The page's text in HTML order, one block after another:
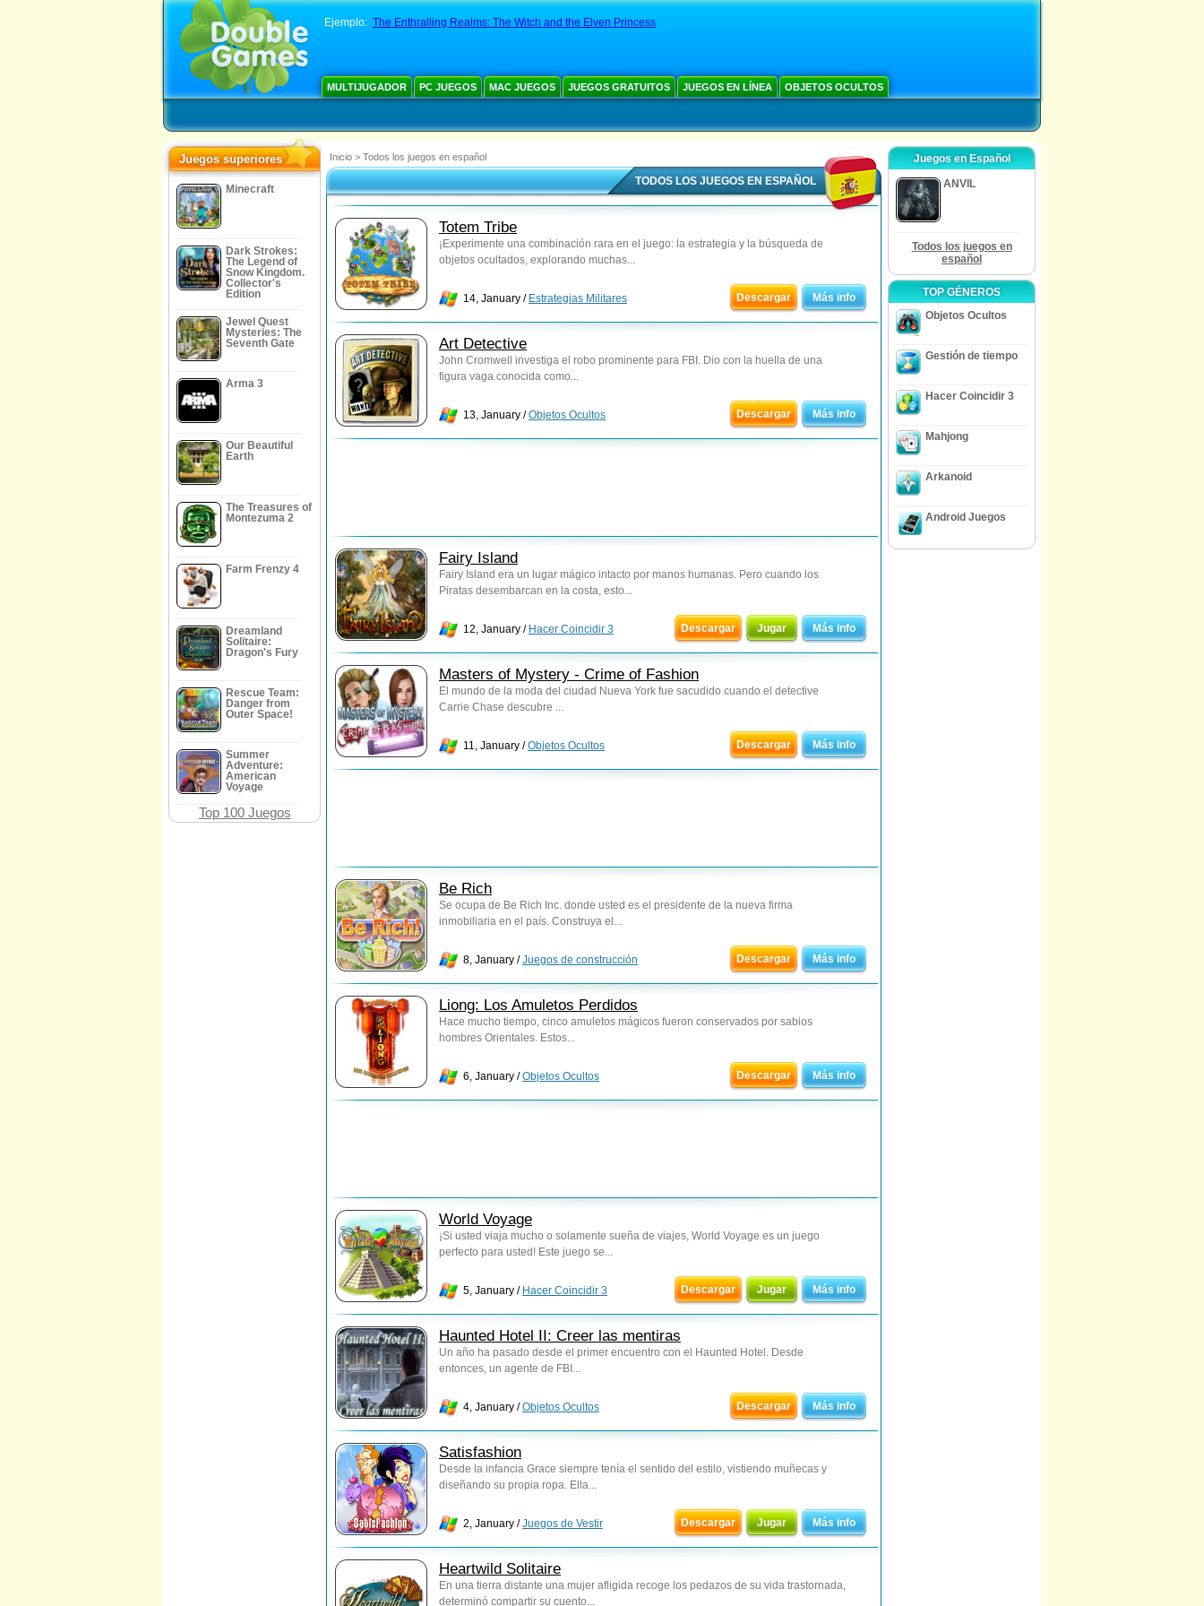
Ejemplo: The Enthralling Realms: The Witch and the Elven Princess
MULTIJUGADOR PC JUEGOS MAC JUEGOS JUEGOS GRATUITOS JUEGOS EN LÍNEA OBJETOS OCULTOS
Juegos superiores
Minecraft
Dark Strokes:
The Legend of
Snow Kingdom.
Collector's
Edition
Jewel Quest
Mysteries: The
Seventh Gate
Arma 3
Our Beautiful
Earth
The Treasures of
Montezuma 2
Farm Frenzy 4
Dreamland
Solitaire:
Dragon's Fury
Rescue Team:
Danger from
Outer Space!
Summer
Adventure:
American
Voyage
Top 100 Juegos
Inicio > Todos los juegos en español
TODOS LOS JUEGOS EN ESPAÑOL
Totem Tribe
¡Experimente una combinación rara en el juego: la estrategia y la búsqueda de
objetos ocultados, explorando muchas...
14, January / Estrategias Militares Descargar Más info
Art Detective
John Cromwell investiga el robo prominente para FBI. Dio con la huella de una
figura vaga conocida como...
13, January /Objetos Ocultos Descargar Más info
Fairy Island
Fairy Island era un lugar mágico intacto por manos humanas. Pero cuando los
Piratas desembarcan en la costa, esto...
12, January / Hacer Coincidir 3 Descargar Jugar Más info
Masters of Mystery - Crime of Fashion
El mundo de la moda del ciudad Nueva York fue sacudido cuando el detective
Carrie Chase descubre ...
11, January /Objetos Ocultos Descargar Más info
Be Rich
Se ocupa de Be Rich Inc. donde usted es el presidente de la nueva firma
inmobiliaria en el país. Construya el...
8, January /Juegos de construcción Descargar Más info
Liong: Los Amuletos Perdidos
Hace mucho tiempo, cinco amuletos mágicos fueron conservados por sabios
hombres Orientales. Estos...
6, January /Objetos Ocultos Descargar Más info
World Voyage
¡Si usted viaja mucho o solamente sueña de viajes, World Voyage es un juego
perfecto para usted! Este juego se...
5, January / Hacer Coincidir 3 Descargar Jugar Más info
Haunted Hotel II: Creer las mentiras
Un año ha pasado desde el primer encuentro con el Haunted Hotel. Desde
entonces, un agente de FBI...
4, January /Objetos Ocultos Descargar Más info
Satisfashion
Desde la infancia Grace siempre tenía el sentido del estilo, vistiendo muñecas y
diseñando su propia ropa. Ella...
2, January /Juegos de Vestir Descargar Jugar Más info
Heartwild Solitaire
En una tierra distante una mujer afligida recoge los pedazos de su vida trastornada,
determinó compartir su cuento...
Juegos en Español
ANVIL
Todos los juegos en
español
TOP GÉNEROS
Objetos Ocultos
Gestión de tiempo
Hacer Coincidir 3
Mahjong
Arkanoid
Android Juegos